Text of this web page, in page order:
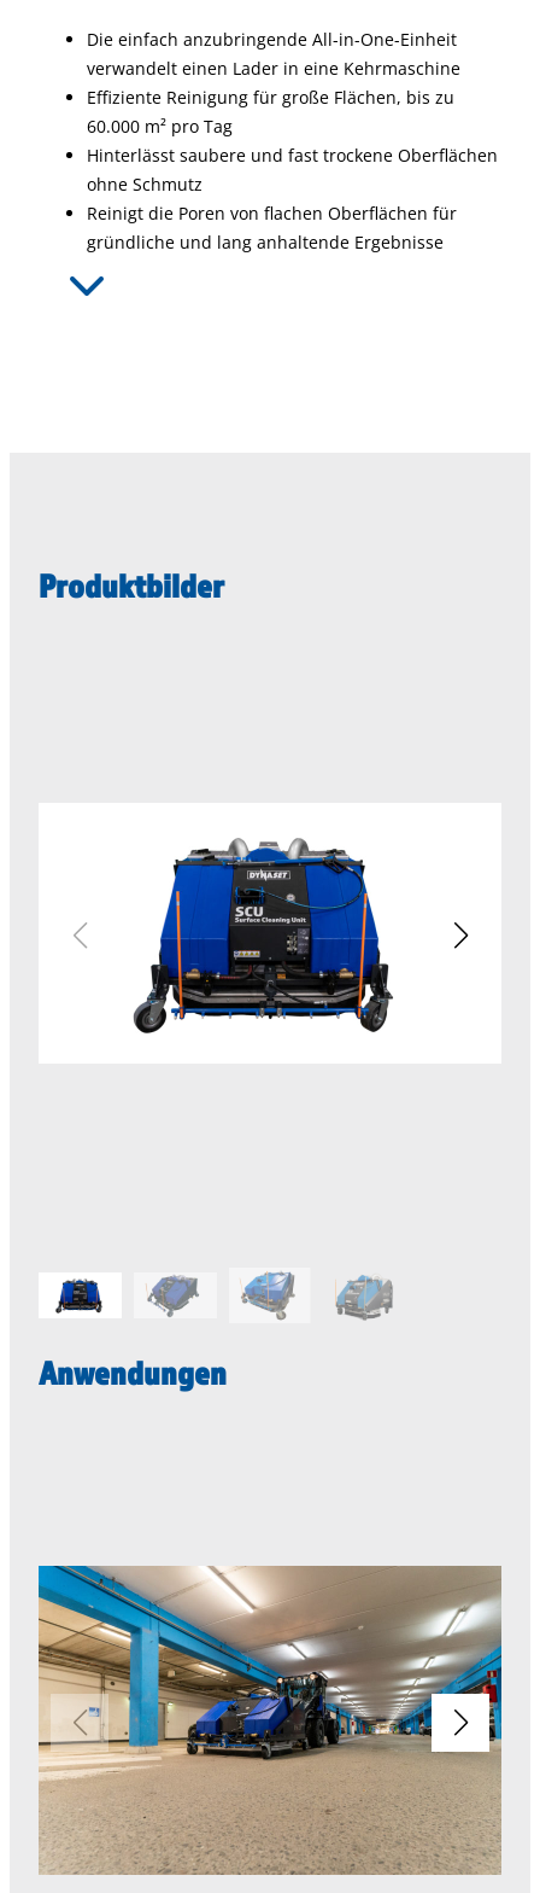
Die einfach anzubringende All-in-One-Einheit
verwandelt einen Lader in eine Kehrmaschine
Effiziente Reinigung für große Flächen, bis zu
60.000 m² pro Tag
Hinterlässt saubere und fast trockene Oberflächen
ohne Schmutz
Reinigt die Poren von flachen Oberflächen für
gründliche und lang anhaltende Ergebnisse
Produktbilder
Anwendungen